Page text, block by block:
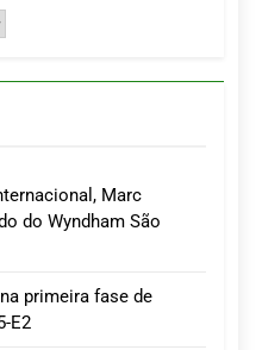
Marc
do Wyndham São
primeira fase de
E2